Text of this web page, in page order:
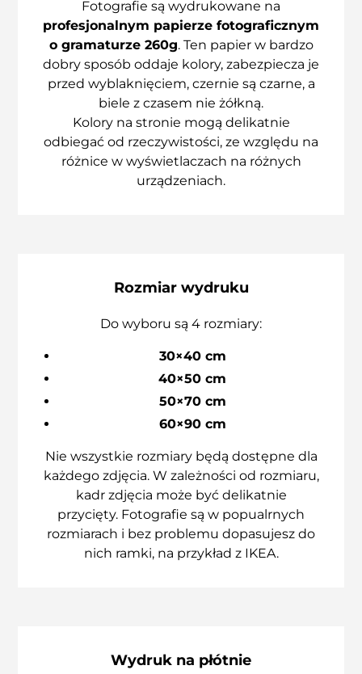
Fotografie są wydrukowane na
profesjonalnym papierze fotograficznym
o gramaturze 260g. Ten papier w bardzo
dobry sposób oddaje kolory, zabezpiecza je
przed wyblaknięciem, czernie są czarne, a
biele z czasem nie żółkną.
Kolory na stronie mogą delikatnie
odbiegać od rzeczywistości, ze względu na
różnice w wyświetlaczach na różnych
urządzeniach.
Rozmiar wydruku
Do wyboru są 4 rozmiary:
30×40 cm
40×50 cm
50×70 cm
60×90 cm
Nie wszystkie rozmiary będą dostępne dla
każdego zdjęcia. W zależności od rozmiaru,
kadr zdjęcia może być delikatnie
przycięty. Fotografie są w popualrnych
rozmiarach i bez problemu dopasujesz do
nich ramki, na przykład z IKEA.
Wydruk na płótnie